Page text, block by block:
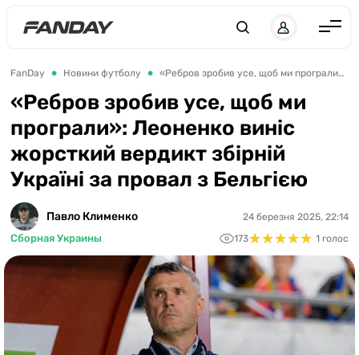
Англія
Іспанія
Німеччина
Італія
Франція
Україна
ЛЕ
ЧЕ-2028
Букмекери
FanDay Новини футболу «Ребров зробив усе, щоб ми програли»: Леоненко виніс жорсткий вердикт збірній Україні за провал з Бельгією
«Ребров зробив усе, щоб ми
програли»: Леоненко виніс
жорсткий вердикт збірній
Україні за провал з Бельгією
Павло Клименко
Сборная Украины
24 березня 2025, 22:14
173★★★★★
★★★★★ 1 голос